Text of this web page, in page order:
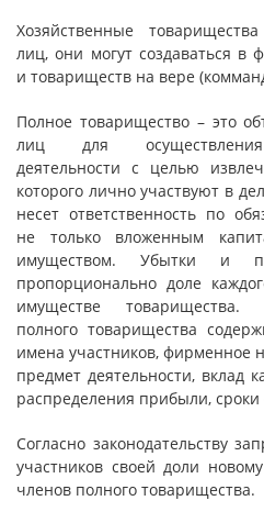
Хозяйственные
лиц, они могут создаваться в
и товариществ на вере
Полное товарищество – это
лиц для осуществления
деятельности с целью
которого лично участвуют в
несет ответственность по
не только вложенным
имуществом. Убытки и
пропорционально доле
имуществе товарищества.
полного товарищества
имена участников, фирменное
предмет деятельности, вклад
распределения прибыли,
Согласно законодательству
участников своей доли
членов полного товарищества.